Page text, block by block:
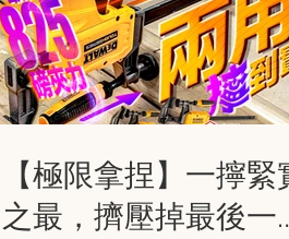
【極限拿捏】一擰緊
之最，擠壓掉最後一